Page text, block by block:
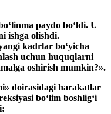
paydo boʻldi. U
i ishga olishdi.
kadrlar boʻyicha
uchun huquqlarni
oshirish mumkin?».
» doirasidagi harakatlar
siyasi boʻlim boshligʻi